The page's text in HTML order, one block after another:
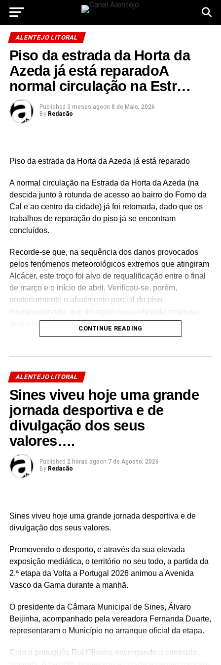
ALENTEJO LITORAL
Piso da estrada da Horta da
Azeda já está reparadoA
normal circulação na Estr…
Published 3 meses agoon 8 de Maio, 2026
By Redacão
Piso da estrada da Horta da Azeda já está reparado
A normal circulação na Estrada da Horta da Azeda (na
descida junto à rotunda de acesso ao bairro do Forno da
Cal e ao centro da cidade) já foi retomada, dado que os
trabalhos de reparação do piso já se encontram
concluídos.
Recorde-se que, na sequência dos danos provocados
pelos fenómenos meteorológicos extremos que atingiram
Alcácer, este troço foi alvo de requalificação entre o final
de março e o início de abril. Verificou-se, porém,
posteriormente o abatimento parcial do piso
responsável pela obra inicial.
quando cessar a chuva e o pavimento secar.
#alcacerdosal #obra #reergueralcacer
Link no Facebook
RELATED TOPICS:
Baile de Finalistas 25/26 convida a uma Noite de
CasinoA noite de 23 de maio…
DON'T MISS
Paços do Concelho iluminados em azul no Dia da
CONTINUE READING
ALENTEJO LITORAL
Sines viveu hoje uma grande
jornada desportiva e de
divulgação dos seus
valores….
Published 2 horas agoon 7 de Agosto, 2026
By Redacão
Sines viveu hoje uma grande jornada desportiva e de
divulgação dos seus valores.
Promovendo o desporto, e através da sua elevada
exposição mediática, o território no seu todo, a partida da
2.ª etapa da Volta a Portugal 2026 animou a Avenida
Vasco da Gama durante a manhã.
O presidente da Câmara Municipal de Sines, Álvaro
Beijinha, acompanhado pela vereadora Fernanda Duarte,
representaram o Município no arranque oficial da etapa.
Com o português Rui Oliveira envergando a camisola